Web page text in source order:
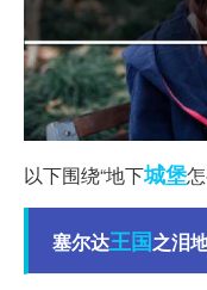
以下围绕“地下城堡
塞尔达王国之泪